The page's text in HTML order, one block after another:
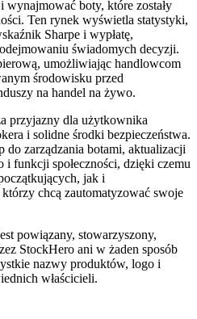
boty, które zostały
Ten rynek wyświetla statystyki,
Sharpe i wypłatę,
świadomych decyzji.
umożliwiając handlowcom
środowisku przed
na handel na żywo.
przyjazny dla użytkownika
i solidne środki bezpieczeństwa.
do zarządzania botami, aktualizacji
funkcji społeczności, dzięki czemu
jak i
chcą zautomatyzować swoje
powiązany, stowarzyszony,
StockHero ani w żaden sposób
nazwy produktów, logo i
właścicieli.